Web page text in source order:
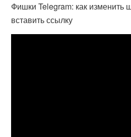
Фишки Telegram: как изменить
вставить ссылку